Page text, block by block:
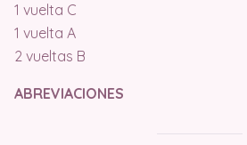
1 vuelta C
1 vuelta A
2 vueltas B
ABREVIACIONES